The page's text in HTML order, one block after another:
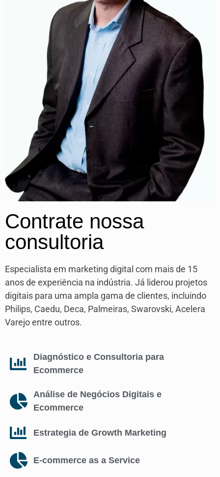
Aumentando a conversão com foco na experiência digital
Por que o marketing digital não é o único responsável por
Modern Marketing: um novo mindset para trazer o
Contrate nossa
consultoria
Especialista em marketing digital com mais de 15
anos de experiência na indústria. Já liderou projetos
digitais para uma ampla gama de clientes, incluindo
Philips, Caedu, Deca, Palmeiras, Swarovski, Acelera
Varejo entre outros.
Diagnóstico e Consultoria para
Ecommerce
Análise de Negócios Digitais e
Ecommerce
Estrategia de Growth Marketing
E-commerce as a Service